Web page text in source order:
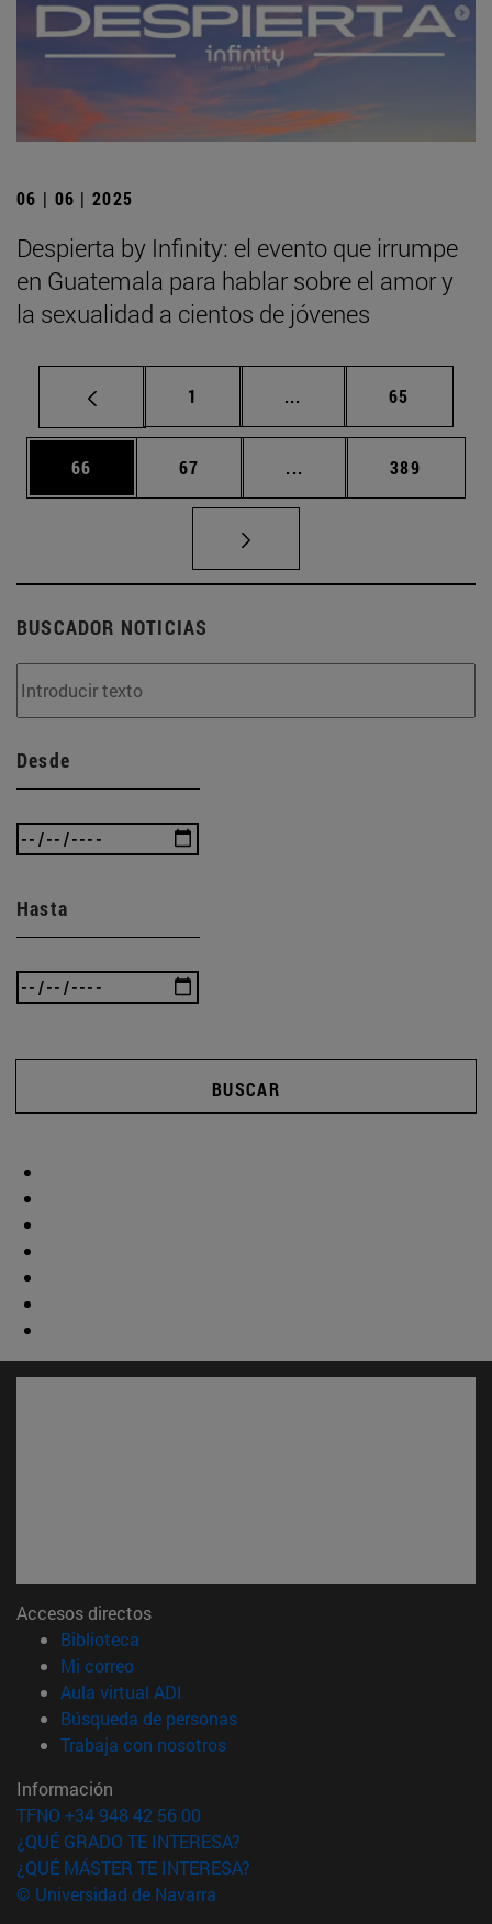
06 | 06 | 2025
Despierta by Infinity: el evento que irrumpe
en Guatemala para hablar sobre el amor y
la sexualidad a cientos de jóvenes
Página
1 ... Páginas intermedias
Página
65
Página
66 Página
67 ... Páginas intermedias
Página
389
BUSCADOR NOTICIAS
Desde
Hasta
BUSCAR
Accesos directos
Biblioteca
Mi correo(abre en nueva ventana)
Aula virtual ADI
Búsqueda de personas(abre en nueva ventana)
Trabaja con nosotros(abre en nueva ventana)
Información
TFNO +34 948 42 56 00
¿QUÉ GRADO TE INTERESA?
¿QUÉ MÁSTER TE INTERESA?
© Universidad de Navarra